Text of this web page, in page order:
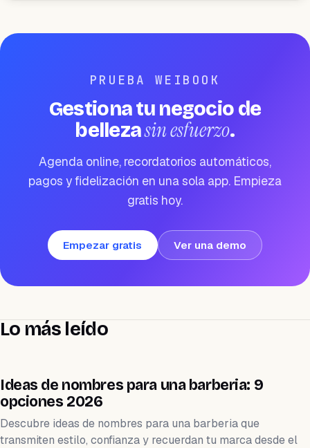
PRUEBA WEIBOOK
Gestiona tu negocio de
bellezasin esfuerzo.
Agenda online, recordatorios automáticos,
pagos y fidelización en una sola app. Empieza
gratis hoy.
Empezar gratis Ver una demo
Lo más leído
BARBERÍA
Ideas de nombres para una barberia: 9
opciones 2026
Descubre ideas de nombres para una barberia que
transmiten estilo, confianza y recuerdan tu marca desde el